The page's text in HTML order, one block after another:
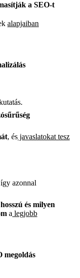
a SEO-t
alapjaiban
, és javaslatokat tesz
azonnal
és milyen
a legjobb
megoldás